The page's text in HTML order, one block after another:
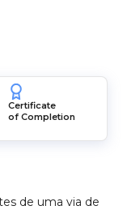
Certificate
of Completion
de uma via de